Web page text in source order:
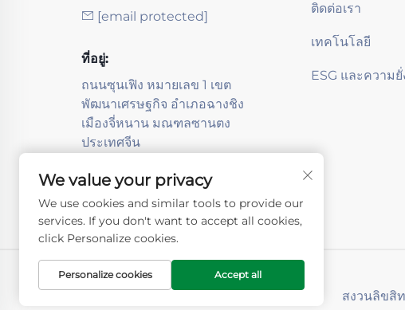
[email protected]
ที่อยู่:
ถนนซุนเฟิง หมายเลข 1 เขต
พัฒนาเศรษฐกิจ อำเภอฉางชิง
เมืองจี่หนาน มณฑลซานตง
ประเทศจีน
ติดต่อเรา
เทคโนโลยี
ESG และความ
สงวนลิขสิ
We value your privacy
We use cookies and similar tools to provide our
services. If you don't want to accept all cookies,
click Personalize cookies.
Personalize cookies Accept all